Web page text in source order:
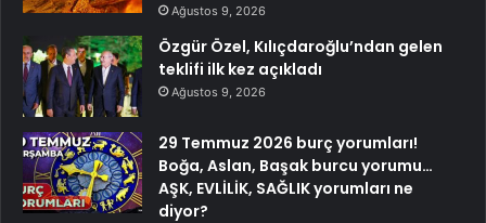
Ağustos 9, 2026
Özgür Özel, Kılıçdaroğlu’ndan gelen
teklifi ilk kez açıkladı
Ağustos 9, 2026
29 Temmuz 2026 burç yorumları!
Boğa, Aslan, Başak burcu yorumu…
AŞK, EVLİLİK, SAĞLIK yorumları ne
diyor?